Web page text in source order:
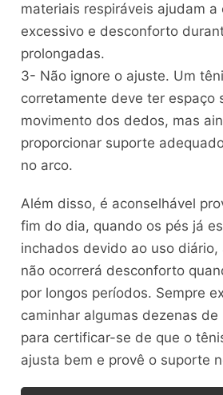
materiais respiráveis ajudam a
excessivo e desconforto
prolongadas.
3- Não ignore o ajuste. Um
corretamente deve ter espaço
movimento dos dedos, mas
proporcionar suporte
no arco.
Além disso, é aconselhável
fim do dia, quando os pés já
inchados devido ao uso diário,
não ocorrerá desconforto
por longos períodos. Sempre
caminhar algumas dezenas de
para certificar-se de que o
ajusta bem e provê o suporte